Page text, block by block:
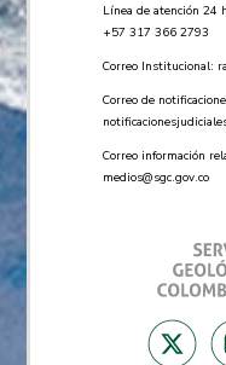
Línea de atención 24
+57 ​317 366 2793
Correo Institucional:
Correo de
Correo información
medios@sgc.gov.co